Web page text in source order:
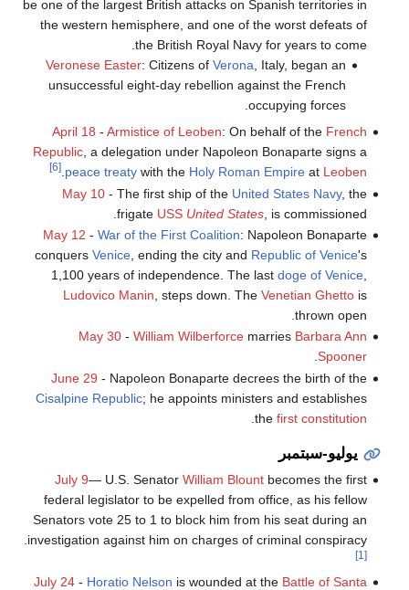
be one of the largest British attacks on Spanish territories in
the western hemisphere, and one of the worst defeats of
the British Royal Navy for years to come.
Veronese Easter: Citizens ofVerona, Italy, began an
unsuccessful eight-day rebellion against the French
occupying forces.
April 18 - Armistice of Leoben: On behalf of the French
Republic, a delegation under Napoleon Bonaparte signs a
peace treatywith the Holy Roman Empireat Leoben
.
[6]
May 10- The first ship of the United States Navy, the
frigate USS United States, is commissioned.
May 12 - War of the First Coalition: Napoleon Bonaparte
conquers Venice, ending the city and Republic of Venice's
1,100 years of independence. The last doge of Venice,
Ludovico Manin , steps down. The Venetian Ghettois
thrown open.
May 30- William Wilberforcemarries Barbara Ann
Spooner
.
June 29 - Napoleon Bonaparte decrees the birth of the
Cisalpine Republic; he appoints ministers and establishes
the first constitution
يوليو-سبتمبر
July 9— U.S. Senator William Blountbecomes the first
federal legislator to be expelled from office, as his fellow
Senators vote 25 to 1 to block him from his seat during an
investigation against him on charges of criminal conspiracy.
[1]
July 24- Horatio Nelson is wounded at the Battle of Santa